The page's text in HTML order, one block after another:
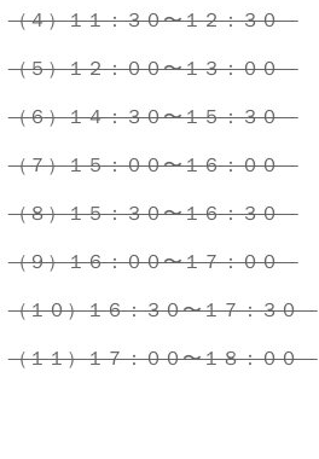
（４）１１：３０〜１２：３０
（５）１２：００〜１３：００
（６）１４：３０〜１５：３０
（７）１５：００〜１６：００
（８）１５：３０〜１６：３０
（９）１６：００〜１７：００
（１０）１６：３０〜１７：３０
（１１）１７：００〜１８：００